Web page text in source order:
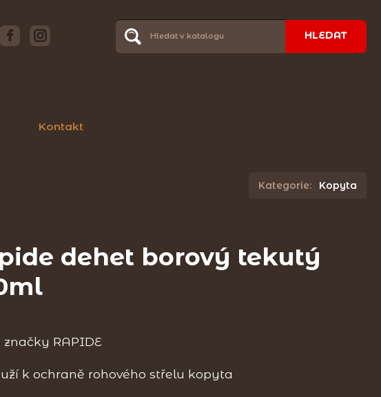
HLEDAT
Kontakt
Kategorie: Kopyta
dehet borový tekutý
značky RAPIDE
k ochraně rohového střelu kopyta